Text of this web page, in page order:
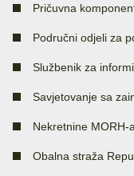
Pričuvna
Područni odjeli za
Službenik za
Savjetovanje sa
Nekretnine MORH-a
Obalna straža